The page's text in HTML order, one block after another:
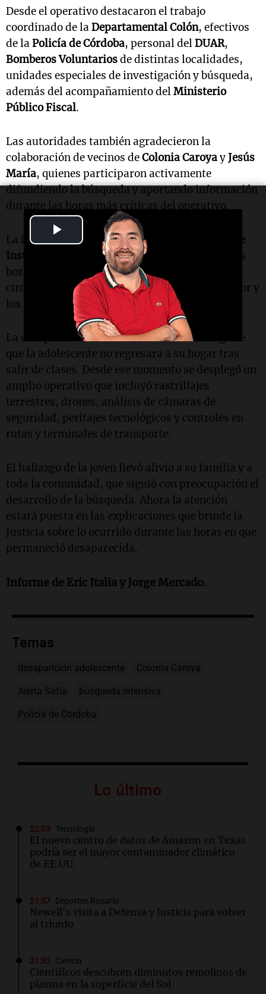
Video
Desde el operativo destacaron el trabajo
coordinado de laDepartamental Colón, efectivos
de laPolicía de Córdoba, personal delDUAR,
Bomberos Voluntariosde distintas localidades,
unidades especiales de investigación y búsqueda,
además del acompañamiento delMinisterio
Público Fiscal.
Las autoridades también agradecieron la
colaboración de vecinos deColonia CaroyayJesús
María, quienes participaron activamente
difundiendo la búsqueda y aportando información
durante las horas más críticas del operativo.
La investigación estuvo a cargo de la
Fiscalía de
Instrucción de Jesús María, que en las próximas
horas dará a conocer detalles sobre las
circunstancias en las que fue localizada la menor y
los avances de la causa judicial.
La desaparición había sido denunciada luego de
que la adolescente no regresara a su hogar tras
salir de clases. Desde ese momento se desplegó un
amplio operativo que incluyó rastrillajes
terrestres, drones, análisis de cámaras de
seguridad, peritajes tecnológicos y controles en
rutas y terminales de transporte.
El hallazgo de la joven llevó alivio a su familia y a
toda la comunidad, que siguió con preocupación el
desarrollo de la búsqueda. Ahora la atención
estará puesta en las explicaciones que brinde la
Justicia sobre lo ocurrido durante las horas en que
permaneció desaparecida.
Informe de Eric ItaliayJorge Mercado.
Temas
desaparición adolescente Colonia Caroya
Alerta Sofía búsqueda intensiva
Policía de Córdoba
Lo último
22:03 Tecnología
El nuevo centro de datos de Amazon en Texas
podría ser el mayor contaminador climático
de EE.UU.
21:57 Deportes Rosario
Newell's visita a Defensa y Justicia para volver
al triunfo
21:32 Ciencia
Científicos descubren diminutos remolinos de
plasma en la superficie del Sol